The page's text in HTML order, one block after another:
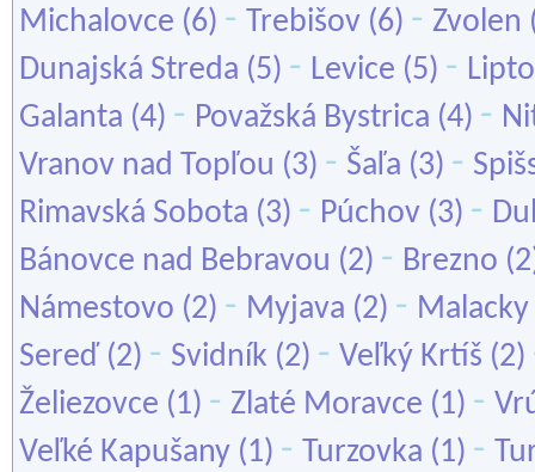
Michalovce (6) - Trebišov (6) - Zvolen
Dunajská Streda (5) - Levice (5) -
Galanta (4) - Považská Bystrica (4) -
Vranov nad Topľou (3) - Šaľa (3) -
Rimavská Sobota (3) - Púchov (3) -
Bánovce nad Bebravou (2) - Brezno
Námestovo (2) - Myjava (2) - Malacky
Sereď (2) - Svidník (2) - Veľký Krtíš (2)
Želiezovce (1) - Zlaté Moravce (1) -
Veľké Kapušany (1) - Turzovka (1) -